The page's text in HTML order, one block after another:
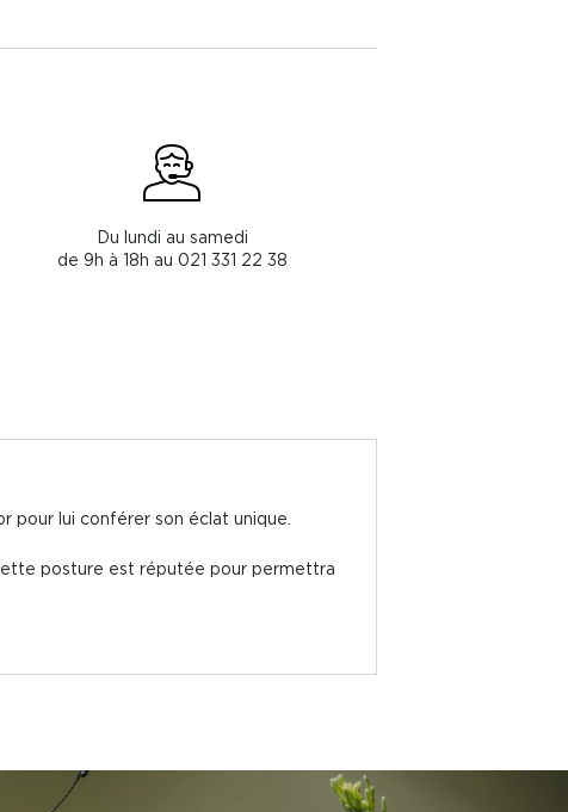
Du lundi au samedi
de 9h à 18h au 021 331 22 38
pour lui conférer son éclat unique.
posture est réputée pour permettra